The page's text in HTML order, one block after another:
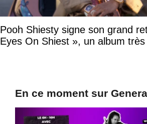
Pooh Shiesty signe son grand
Eyes On Shiest », un album
En ce moment sur